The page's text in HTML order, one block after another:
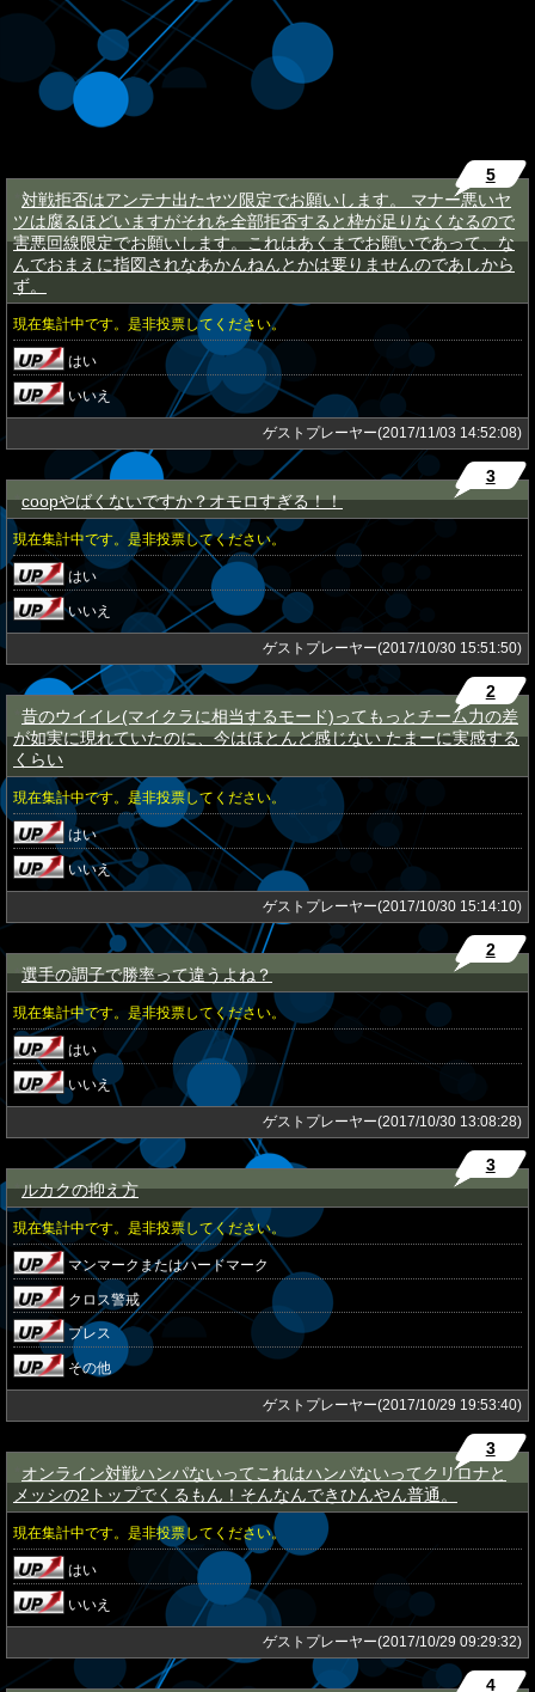
対戦拒否はアンテナ出たヤツ限定でお願いします。 マナー悪いヤ
ツは腐るほどいますがそれを全部拒否すると枠が足りなくなるので
害悪回線限定でお願いします。これはあくまでお願いであって、な
んでおまえに指図されなあかんねんとかは要りませんのであしから
ず。
5
現在集計中です。是非投票してください。
はい
いいえ
ゲストプレーヤー(2017/11/03 14:52:08)
coopやばくないですか？オモロすぎる！！
3
現在集計中です。是非投票してください。
はい
いいえ
ゲストプレーヤー(2017/10/30 15:51:50)
昔のウイイレ(マイクラに相当するモード)ってもっとチーム力の差
が如実に現れていたのに、今はほとんど感じない たまーに実感する
くらい
2
現在集計中です。是非投票してください。
はい
いいえ
ゲストプレーヤー(2017/10/30 15:14:10)
選手の調子で勝率って違うよね？
2
現在集計中です。是非投票してください。
はい
いいえ
ゲストプレーヤー(2017/10/30 13:08:28)
ルカクの抑え方
3
現在集計中です。是非投票してください。
マンマークまたはハードマーク
クロス警戒
プレス
その他
ゲストプレーヤー(2017/10/29 19:53:40)
オンライン対戦ハンパないってこれはハンパないってクリロナと
メッシの2トップでくるもん！そんなんできひんやん普通。
3
現在集計中です。是非投票してください。
はい
いいえ
ゲストプレーヤー(2017/10/29 09:29:32)
4